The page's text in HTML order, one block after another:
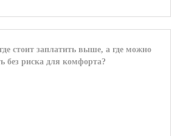
стоит заплатить выше, а где можно
без риска для комфорта?